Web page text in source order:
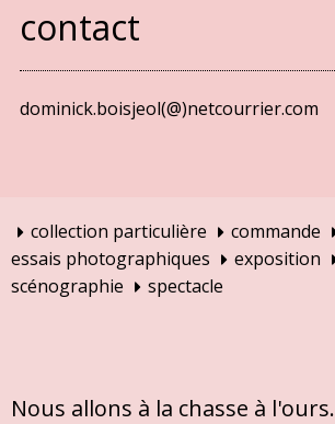
contact
dominick.boisjeol(@)netcourrier.com
collection particulière commande
essais photographiques
exposition
scénographie
spectacle
Nous allons à la chasse à l'ours.